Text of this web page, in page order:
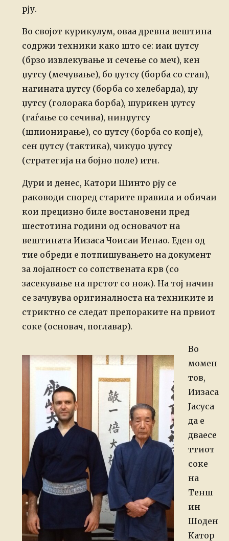
рју.
Во својот курикулум, оваа древна вештина
содржи техники како што се: иаи џутсу
(брзо извлекување и сечење со меч), кен
џутсу (мечување), бо џутсу (борба со стап),
нагината џутсу (борба со хелебарда), џу
џутсу (голорака борба), шурикен џутсу
(гаѓање со сечива), нинџутсу
(шпионирање), со џутсу (борба со копје),
сен џутсу (тактика), чикуџо џутсу
(стратегија на бојно поле) итн.
Дури и денес, Катори Шинто рју се
раководи според старите правила и обичаи
кои прецизно биле востановени пред
шестотина години од основачот на
вештината Иизаса Чоисаи Иенао. Еден од
тие обреди е потпишувањето на документ
за лојалност со сопствената крв (со
засекување на прстот со нож). На тој начин
се зачувува оригиналноста на техниките и
стриктно се следат препораките на првиот
соке (основач, поглавар).
Во
момен
тов,
Иизаса
Јасуса
да е
дваесе
ттиот
соке
на
Тенш
ин
Шоден
Катор